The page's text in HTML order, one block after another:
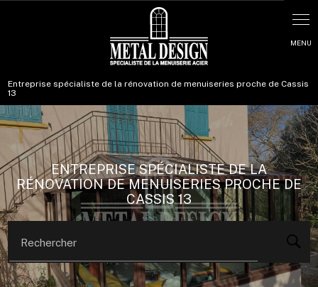
Entreprise spécialiste de la rénovation de menuiseries proche de Cassis
13
ENTREPRISE SPÉCIALISTE DE LA
RÉNOVATION DE MENUISERIES PROCHE DE
CASSIS 13
Rechercher
Panneau de gestion des cookies